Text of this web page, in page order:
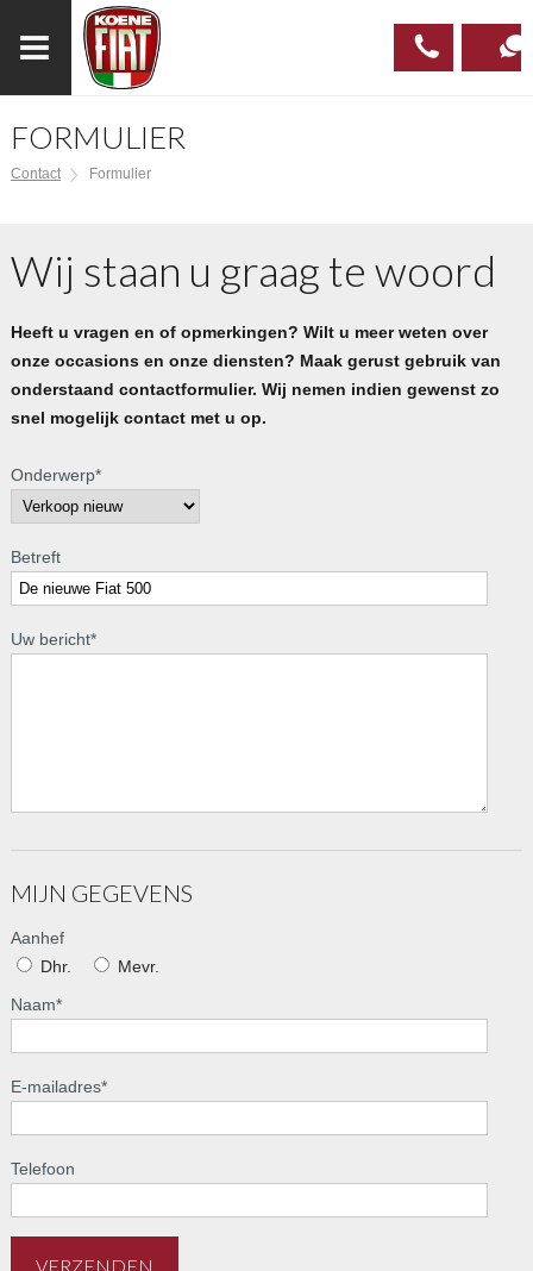
FORMULIER
Contact Formulier
Wij staan u graag te woord
Heeft u vragen en of opmerkingen? Wilt u meer weten over
onze occasions en onze diensten? Maak gerust gebruik van
onderstaand contactformulier. Wij nemen indien gewenst zo
snel mogelijk contact met u op.
Onderwerp*
Betreft
Uw bericht*
MIJN GEGEVENS
Aanhef
Dhr.
Mevr.
Naam*
E-mailadres*
Telefoon